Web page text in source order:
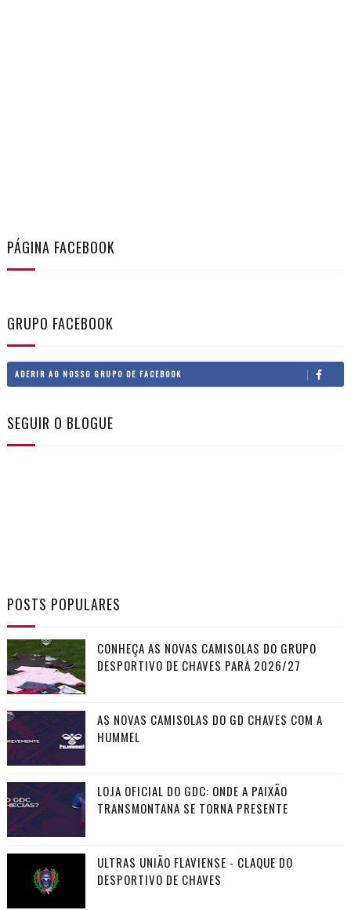
PÁGINA FACEBOOK
GRUPO FACEBOOK
ADERIR AO NOSSO GRUPO DE FACEBOOK
SEGUIR O BLOGUE
POSTS POPULARES
CONHEÇA AS NOVAS CAMISOLAS DO GRUPO
DESPORTIVO DE CHAVES PARA 2026/27
AS NOVAS CAMISOLAS DO GD CHAVES COM A
HUMMEL
LOJA OFICIAL DO GDC: ONDE A PAIXÃO
TRANSMONTANA SE TORNA PRESENTE
ULTRAS UNIÃO FLAVIENSE - CLAQUE DO
DESPORTIVO DE CHAVES